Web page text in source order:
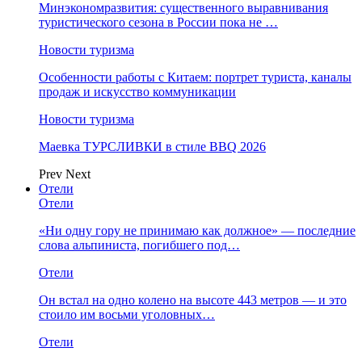
Минэкономразвития: существенного выравнивания
туристического сезона в России пока не …
Новости туризма
Особенности работы с Китаем: портрет туриста, каналы
продаж и искусство коммуникации
Новости туризма
Маевка ТУРСЛИВКИ в стиле BBQ 2026
Prev Next
Отели
Отели
«Ни одну гору не принимаю как должное» — последние
слова альпиниста, погибшего под…
Отели
Он встал на одно колено на высоте 443 метров — и это
стоило им восьми уголовных…
Отели